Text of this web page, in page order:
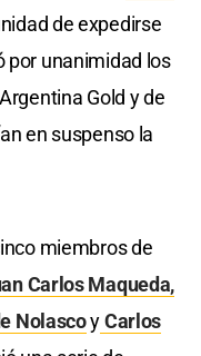
de expedirse
por unanimidad los
Gold y de
en suspenso la
miembros de
Carlos Maqueda,
NolascoyCarlos